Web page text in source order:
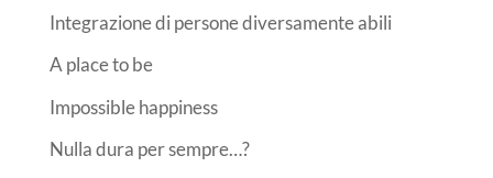
Integrazione di persone diversamente abili
A place to be
Impossible happiness
Nulla dura per sempre…?